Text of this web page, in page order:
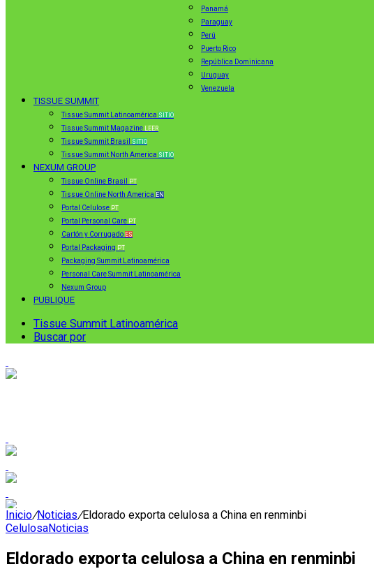
Panamá
Paraguay
Perú
Puerto Rico
República Dominicana
Uruguay
Venezuela
TISSUE SUMMIT
Tissue Summit Latinoamérica SITIO
Tissue Summit Magazine LEER
Tissue Summit Brasil SITIO
Tissue Summit North America SITIO
NEXUM GROUP
Tissue Online Brasil PT
Tissue Online North America EN
Portal Celulose PT
Portal Personal Care PT
Cartón y Corrugado ES
Portal Packaging PT
Packaging Summit Latinoamérica
Personal Care Summit Latinoamérica
Nexum Group
PUBLIQUE
Tissue Summit Latinoamérica
Buscar por
Inicio/Noticias/Eldorado exporta celulosa a China en renminbi
CelulosaNoticias
Eldorado exporta celulosa a China en renminbi